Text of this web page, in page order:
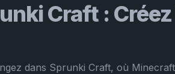
Craft :
dans Sprunki Craft, où